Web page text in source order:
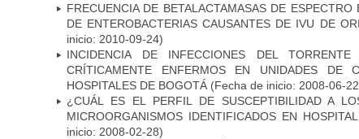
FRECUENCIA DE BETALACTAMASAS DE
DE ENTEROBACTERIAS CAUSANTES DE IVU DE
inicio: 2010-09-24)
INCIDENCIA DE INFECCIONES DEL
CRÍTICAMENTE ENFERMOS EN UNIDADES DE
HOSPITALES DE BOGOTÁ (Fecha de inicio: 2008-06-
¿CUÁL ES EL PERFIL DE SUSCEPTIBILIDAD A
MICROORGANISMOS IDENTIFICADOS EN
inicio: 2008-02-28)